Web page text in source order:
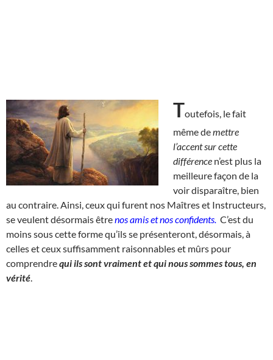
Toutefois, le fait
même demettre
l’accent sur cette
différence n’est plus la
meilleure façon de la
voir disparaître, bien
au contraire. Ainsi, ceux qui furent nos Maîtres et Instructeurs,
se veulent désormais êtrenos amis et nos confidents. C’est du
moins sous cette forme qu’ils se présenteront, désormais, à
celles et ceux suffisamment raisonnables et mûrs pour
comprendrequi ils sont vraiment et qui nous sommes tous, en
vérité